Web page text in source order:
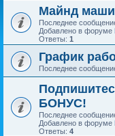
Майнд
Последнее
Добавлено в форуме
Ответы: 1
График
Последнее
БОНУС!
Последнее
Добавлено в форуме
Ответы: 4